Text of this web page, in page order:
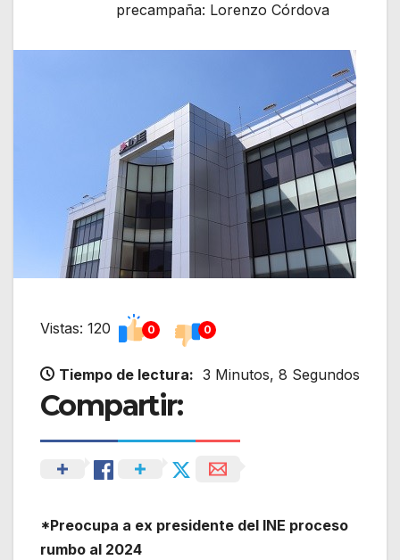
precampaña: Lorenzo Córdova
Vistas: 120 0 0
Tiempo de lectura: 3 Minutos, 8 Segundos
Compartir:
*Preocupa a ex presidente del INE proceso
rumbo al 2024